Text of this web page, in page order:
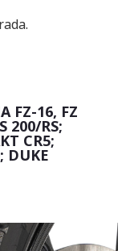
FZ-16, FZ
200/RS;
CR5;
DUKE